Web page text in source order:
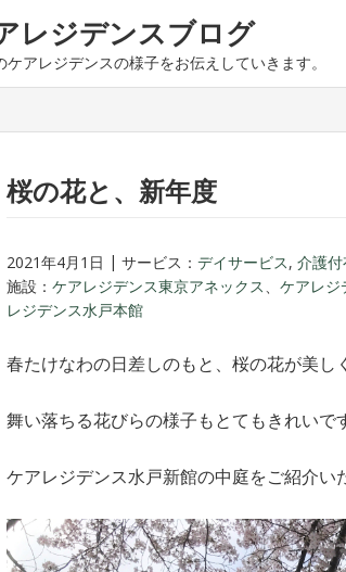
レジデンスブログ
ケアレジデンスの様子をお伝えしていきます。
桜の花と、新年度
2021年4月1日 サービス： デイサービス, 介護
施設： ケアレジデンス東京アネックス、 ケアレジ
レジデンス水戸本館
春たけなわの日差しのもと、桜の花が美し
舞い落ちる花びらの様子もとてもきれいで
ケアレジデンス水戸新館の中庭をご紹介い